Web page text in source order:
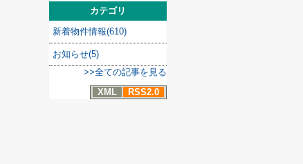
カテゴリ
新着物件情報(610)
お知らせ(5)
>>全ての記事を見る
XML
RSS2.0